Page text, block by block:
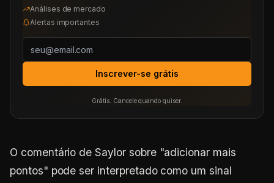
Análises de mercado
Alertas importantes
Inscrever-se grátis
Grátis. Cancele quando quiser.
O comentário de Saylor sobre "adicionar mais
pontos" pode ser interpretado como um sinal